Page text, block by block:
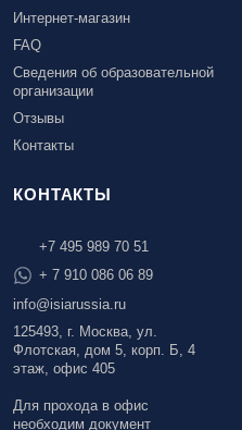
Интернет-магазин
FAQ
Сведения об образовательной
организации
Отзывы
Контакты
КОНТАКТЫ
+7 495 989 70 51
+ 7 910 086 06 89
info@isiarussia.ru
125493, г. Москва, ул.
Флотская, дом 5, корп. Б, 4
этаж, офис 405
Для прохода в офис
необходим документ